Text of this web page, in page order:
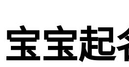
宝宝起